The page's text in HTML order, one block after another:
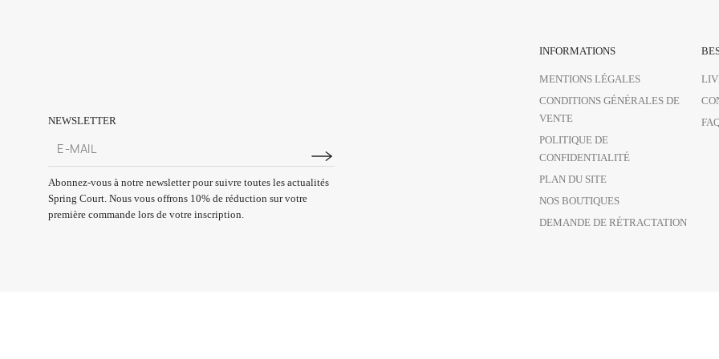
NEWSLETTER
Abonnez-vous à notre newsletter pour suivre toutes les actualités
Spring Court. Nous vous offrons 10% de réduction sur votre
première commande lors de votre inscription.
INFORMATIONS
MENTIONS LÉGALES
CONDITIONS GÉNÉRALES DE
VENTE
POLITIQUE DE
CONFIDENTIALITÉ
PLAN DU SITE
NOS BOUTIQUES
DEMANDE DE RÉTRACTATION